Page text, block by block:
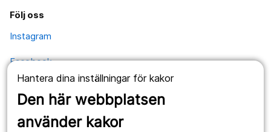
Hantera dina inställningar för kakor
Den här webbplatsen
använder kakor
Följ oss
Instagram
Facebook
Kontakt